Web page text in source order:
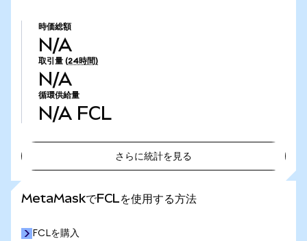
時価総額
N/A
取引量 (24時間)
N/A
循環供給量
N/A FCL
さらに統計を見る
MetaMaskでFCLを使用する方法
FCLを購入